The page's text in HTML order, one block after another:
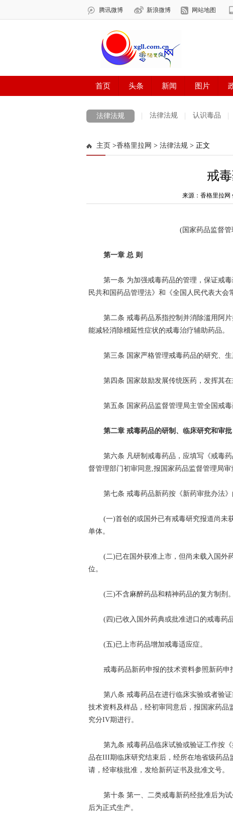
法律法规 法律法规 认识毒品
主页 >香格里拉网 > 法律法规 > 正文
戒
来源：香格里拉网
(国家药品监督管
第一章 总 则
第一条 为加强戒毒药品的管理，保证戒
民共和国药品管理法》和《全国人民代表大会
第二条 戒毒药品系指控制并消除滥用阿
能减轻消除稽延性症状的戒毒治疗辅助药品。
第三条 国家严格管理戒毒药品的研究、生
第四条 国家鼓励发展传统医药，发挥其在
第五条 国家药品监督管理局主管全国戒毒
第二章 戒毒药品的研制、临床研究和审批
第六条 凡研制戒毒药品，应填写《戒毒
督管理部门初审同意,报国家药品监督管理局审
第七条 戒毒药品新药按《新药审批办法》
(一)首创的或国外已有戒毒研究报道尚未
单体。
(二)已在国外获准上市，但尚未载入国外
位。
(三)不含麻醉药品和精神药品的复方制剂。
(四)已收入国外药典或批准进口的戒毒药
(五)已上市药品增加戒毒适应症。
戒毒药品新药申报的技术资料参照新药申
第八条 戒毒药品在进行临床实验或者验
技术资料及样品，经初审同意后，报国家药
究分IV期进行。
第九条 戒毒药品临床试验或验证工作按
品在III期临床研究结束后，经所在地省级药品
请，经审核批准，发给新药证书及批准文号。
第十条 第一、二类戒毒新药经批准后为
后为正式生产。